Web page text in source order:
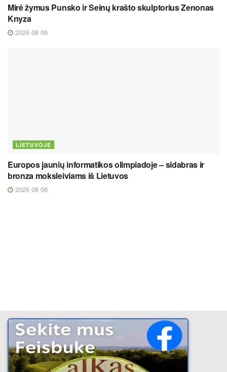
Mirė žymus Punsko ir Seinų krašto skulptorius Zenonas
Knyza
2026 08 06
LIETUVOJE
Europos jaunių informatikos olimpiadoje – sidabras ir
bronza moksleiviams iš Lietuvos
2026 08 06